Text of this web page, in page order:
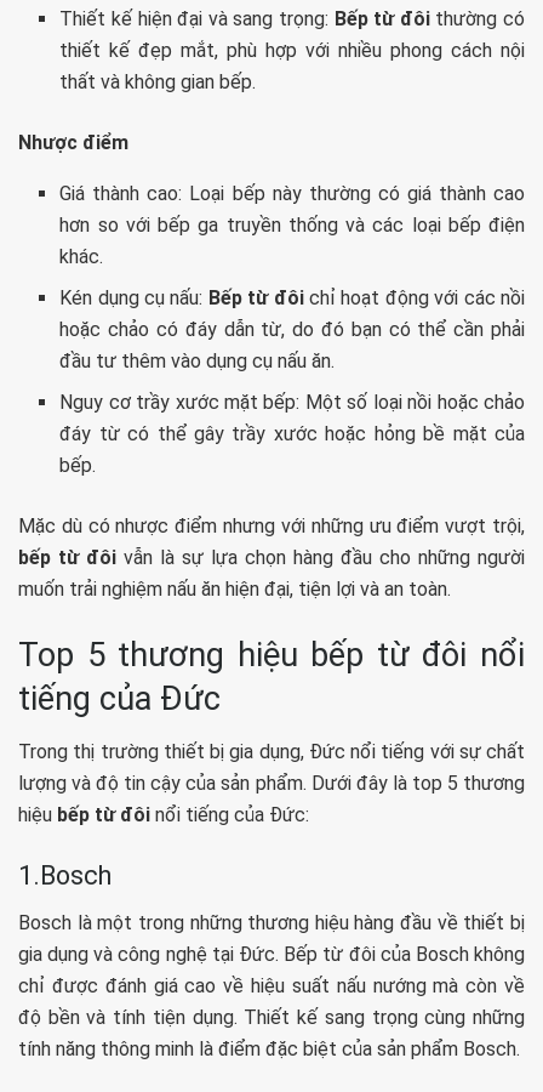
Thiết kế hiện đại và sang trọng: Bếp từ đôithường có
thiết kế đẹp mắt, phù hợp với nhiều phong cách nội
thất và không gian bếp.
Nhược điểm
Giá thành cao: Loại bếp này thường có giá thành cao
hơn so với bếp ga truyền thống và các loại bếp điện
khác.
Kén dụng cụ nấu: Bếp từ đôichỉ hoạt động với các nồi
hoặc chảo có đáy dẫn từ, do đó bạn có thể cần phải
đầu tư thêm vào dụng cụ nấu ăn.
Nguy cơ trầy xước mặt bếp: Một số loại nồi hoặc chảo
đáy từ có thể gây trầy xước hoặc hỏng bề mặt của
bếp.
Mặc dù có nhược điểm nhưng với những ưu điểm vượt trội,
bếp từ đôi vẫn là sự lựa chọn hàng đầu cho những người
muốn trải nghiệm nấu ăn hiện đại, tiện lợi và an toàn.
Top 5 thương hiệu bếp từ đôi nổi
tiếng của Đức
Trong thị trường thiết bị gia dụng, Đức nổi tiếng với sự chất
lượng và độ tin cậy của sản phẩm. Dưới đây là top 5 thương
hiệu bếp từ đôi nổi tiếng của Đức:
1.Bosch
Bosch là một trong những thương hiệu hàng đầu về thiết bị
gia dụng và công nghệ tại Đức. Bếp từ đôi của Bosch không
chỉ được đánh giá cao về hiệu suất nấu nướng mà còn về
độ bền và tính tiện dụng. Thiết kế sang trọng cùng những
tính năng thông minh là điểm đặc biệt của sản phẩm Bosch.